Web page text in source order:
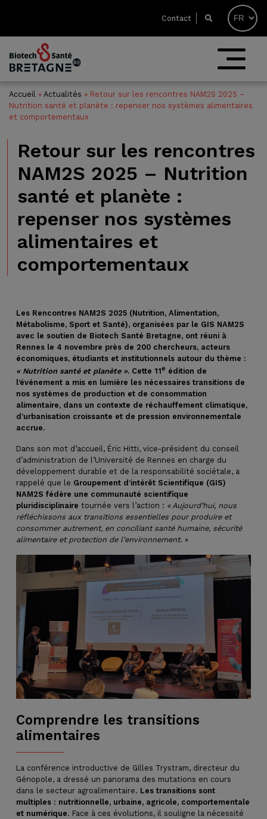
Contact
Accueil » Actualités » Retour sur les rencontres NAM2S 2025 –
Nutrition santé et planète : repenser nos systèmes alimentaires
et comportementaux
Retour sur les rencontres
NAM2S 2025 – Nutrition
santé et planète :
repenser nos systèmes
alimentaires et
comportementaux
Les Rencontres NAM2S 2025 (Nutrition, Alimentation,
Métabolisme, Sport et Santé), organisées par le GIS NAM2S
avec le soutien de Biotech Santé Bretagne, ont réuni à
Rennes le 4 novembre près de 200 chercheurs, acteurs
économiques, étudiants et institutionnels autour du thème :
« Nutrition santé et planète ». Cette 11e édition de
l’événement a mis en lumière les nécessaires transitions de
nos systèmes de production et de consommation
alimentaire, dans un contexte de réchauffement climatique,
d’urbanisation croissante et de pression environnementale
accrue.
Dans son mot d’accueil, Éric Hitti, vice-président du conseil
d’administration de l’Université de Rennes en charge du
développement durable et de la responsabilité sociétale, a
rappelé que le Groupement d’intérêt Scientifique (GIS)
NAM2S fédère une communauté scientifique
pluridisciplinaire tournée vers l’action : « Aujourd’hui, nous
réfléchissons aux transitions essentielles pour produire et
consommer autrement, en conciliant santé humaine, sécurité
alimentaire et protection de l’environnement. »
Comprendre les transitions
alimentaires
La conférence introductive de Gilles Trystram, directeur du
Génopole, a dressé un panorama des mutations en cours
dans le secteur agroalimentaire. Les transitions sont
multiples : nutritionnelle, urbaine, agricole, comportementale
et numérique. Face à ces évolutions, il souligne la nécessité